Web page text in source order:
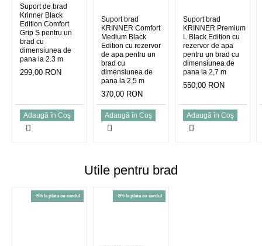
Suport de brad
Krinner Black
Edition Comfort
Grip S pentru un
brad cu
dimensiunea de
pana la 2.3 m
299,00 RON
Adaugă în Coş
Suport brad
KRINNER Comfort
Medium Black
Edition cu rezervor
de apa pentru un
brad cu
dimensiunea de
pana la 2,5 m
370,00 RON
Adaugă în Coş
Suport brad
KRINNER Premium
L Black Edition cu
rezervor de apa
pentru un brad cu
dimensiunea de
pana la 2,7 m
550,00 RON
Adaugă în Coş
Utile pentru brad
-5% la plata cu cardul -5% la plata cu cardul